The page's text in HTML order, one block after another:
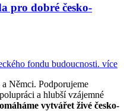
pro dobré česko-
fondu budoucnosti. více
Němci. Podporujeme
a hlubší vzájemné
vytvářet živé česko-